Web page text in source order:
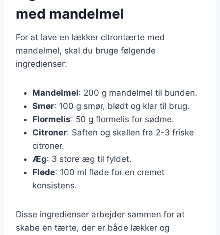
med mandelmel
For at lave en lækker citrontærte med
mandelmel, skal du bruge følgende
ingredienser:
Mandelmel: 200 g mandelmel til bunden.
Smør: 100 g smør, blødt og klar til brug.
Flormelis: 50 g flormelis for sødme.
Citroner: Saften og skallen fra 2-3 friske
citroner.
Æg: 3 store æg til fyldet.
Fløde: 100 ml fløde for en cremet
konsistens.
Disse ingredienser arbejder sammen for at
skabe en tærte, der er både lækker og